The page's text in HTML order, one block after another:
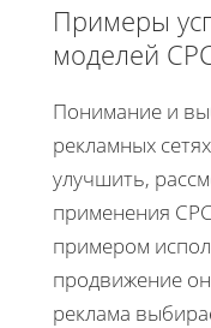
Примеры
моделей
Понимание и
рекламных
улучшить,
применения
примером
продвижение
реклама